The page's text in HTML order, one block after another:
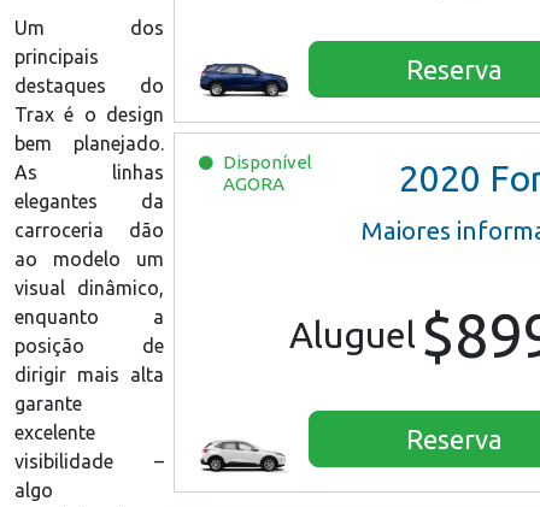
Reserva
Disponível
AGORA
2020 Ford Escape
Maiores
Aluguel
Reserva
Um dos
principais
destaques do
Trax é o design
bem planejado.
As linhas
elegantes da
carroceria dão
ao modelo um
visual dinâmico,
enquanto a
posição de
dirigir mais alta
garante
excelente
visibilidade –
algo